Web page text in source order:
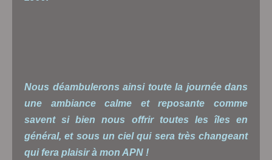
Nous déambulerons ainsi toute la journée dans
une ambiance calme et reposante comme
savent si bien nous offrir toutes les îles en
général, et sous un ciel qui sera très changeant
qui fera plaisir à mon APN !